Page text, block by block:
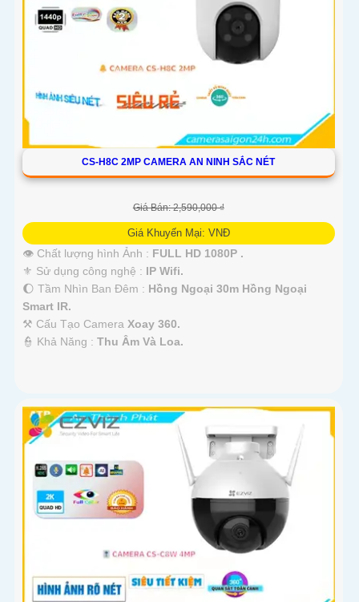
CS-H8C 2MP CAMERA AN NINH SẮC NÉT
Giá Bán: 2,590,000 ₫
Giá Khuyến Mại: VNĐ
👁 Chất lượng hình Ảnh : FULL HD 1080P .
⚜️ Sử dụng công nghệ : IP Wifi.
🌔 Tầm Nhìn Ban Đêm : Hồng Ngoại 30m Hồng Ngoại
Smart IR.
⚒ Cấu Tạo Camera Xoay 360.
️👮 Khả Năng : Thu Âm Và Loa.